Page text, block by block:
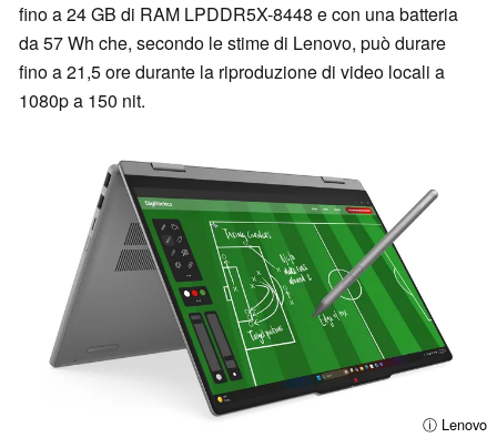
fino a 24 GB di RAM LPDDR5X-8448 e con una batteria
da 57 Wh che, secondo le stime di Lenovo, può durare
fino a 21,5 ore durante la riproduzione di video locali a
1080p a 150 nit.
ⓘ Lenovo